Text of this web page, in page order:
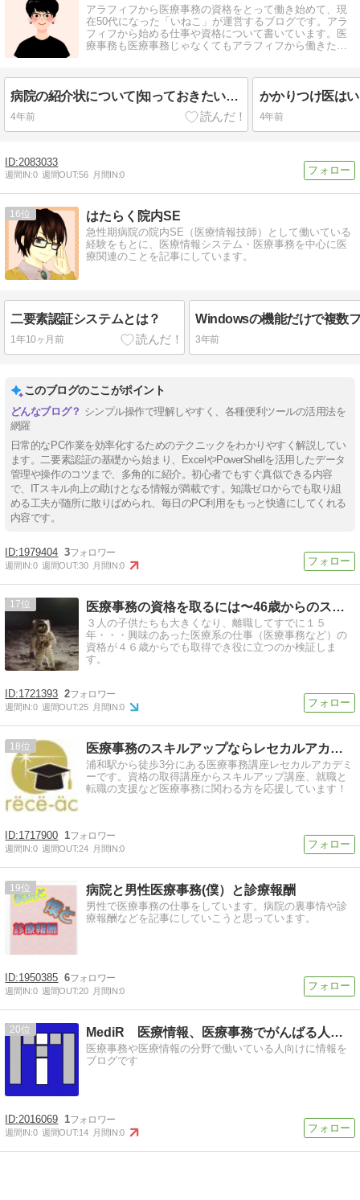
アラフィフから医療事務の資格をとって働き始めて、現
在50代になった「いねこ」が運営するブログです。アラ
フィフから始める仕事や資格について書いています。医
療事務も医療事務じゃなくてもアラフィフから働きたた
病院の紹介状について|知っておきたいポイントと注意点を詳しく解説
4年前 4年前
2083033
週間IN:0 週間OUT:56 月間IN:0
16 はたらく院内SE
急性期病院の院内SE（医療情報技師）として働いている
経験をもとに、医療情報システム・医療事務を中心に医
療関連のことを記事にしています。
二要素認証システムとは？
1年10ヶ月前 3年前
このブログのここがポイント
シンプル操作で理解しやすく、各種便利ツールの活用法を
網羅
日常的なPC作業を効率化するためのテクニックをわかりやすく解説してい
ます。二要素認証の基礎から始まり、ExcelやPowerShellを活用したデータ
管理や操作のコツまで、多角的に紹介。初心者でもすぐ真似できる内容
で、ITスキル向上の助けとなる情報が満載です。知識ゼロからでも取り組
める工夫が随所に散りばめられ、毎日のPC利用をもっと快適にしてくれる
内容です。
1979404 3
週間IN:0 週間OUT:30 月間IN:0
17 医療事務の資格を取るには〜46歳からのスタート
３人の子供たちも大きくなり、離職してすでに１５
年・・・興味のあった医療系の仕事（医療事務など）の
資格が４６歳からでも取得でき役に立つのか検証しま
す。
1721393 2
週間IN:0 週間OUT:25 月間IN:0
18 医療事務のスキルアップならレセカルアカデミー
浦和駅から徒歩3分にある医療事務講座レセカルアカデミ
ーです。資格の取得講座からスキルアップ講座、就職と
転職の支援など医療事務に関わる方を応援しています！
1717900 1
週間IN:0 週間OUT:24 月間IN:0
19 病院と男性医療事務(僕）と診療報酬
男性で医療事務の仕事をしています。病院の裏事情や診
療報酬などを記事にしていこうと思っています。
1950385 6
週間IN:0 週間OUT:20 月間IN:0
20 MediR 医療情報、医療事務でがんばる人の部屋
医療事務や医療情報の分野で働いている人向けに情報を
ブログです
2016069 1
週間IN:0 週間OUT:14 月間IN:0